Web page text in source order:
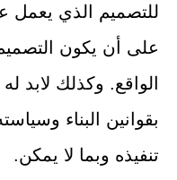
للتصميم الذي يعمل
على أن يكون
الواقع. وكذلك لابد
بقوانين البناء
تنفيذه وبما لا يمكن.